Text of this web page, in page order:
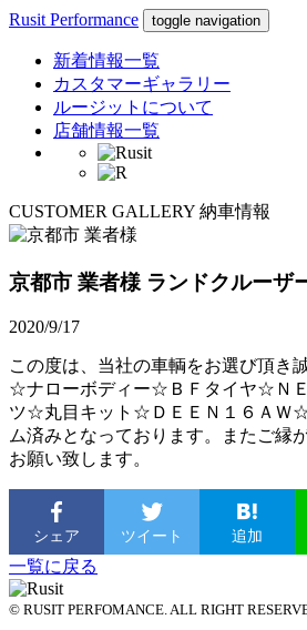
Rusit Performance toggle navigation
新着情報一覧
カスタマーギャラリー
ルージットについて
店舗情報一覧
CUSTOMER GALLERY 納車情報
京都市 業者様 ランドクルーザ
2020/9/17
この度は、当社の車輌をお選び頂き
☆ナローボディー☆ＢＦタイヤ☆Ｎ
ツ☆丸目キット☆ＤＥＥＮ１６ＡＷ
ム済みとなっております。またご縁
お願い致します。
シェア ツイート 追加
一覧に戻る
© RUSIT PERFOMANCE. ALL RIGHT